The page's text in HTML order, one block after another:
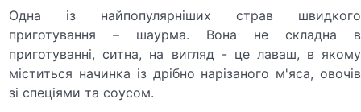
Одна із найпопулярніших страв швидкого
приготування – шаурма. Вона не складна в
приготуванні, ситна, на вигляд - це лаваш, в якому
міститься начинка із дрібно нарізаного м'яса, овочів
зі спеціями та соусом.